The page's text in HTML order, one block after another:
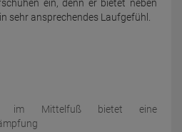
ein, denn er bietet neben
sehr ansprechendes Laufgefühl.
im Mittelfuß bietet eine